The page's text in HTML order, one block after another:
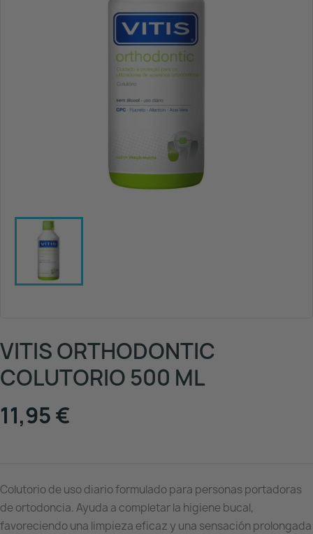
VITIS ORTHODONTIC
COLUTORIO 500 ML
11,95 €
Colutorio de uso diario formulado para personas portadoras
de ortodoncia. Ayuda a completar la higiene bucal,
favoreciendo una limpieza eficaz y una sensación prolongada